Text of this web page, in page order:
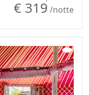
Montagna
€ 319 /notte